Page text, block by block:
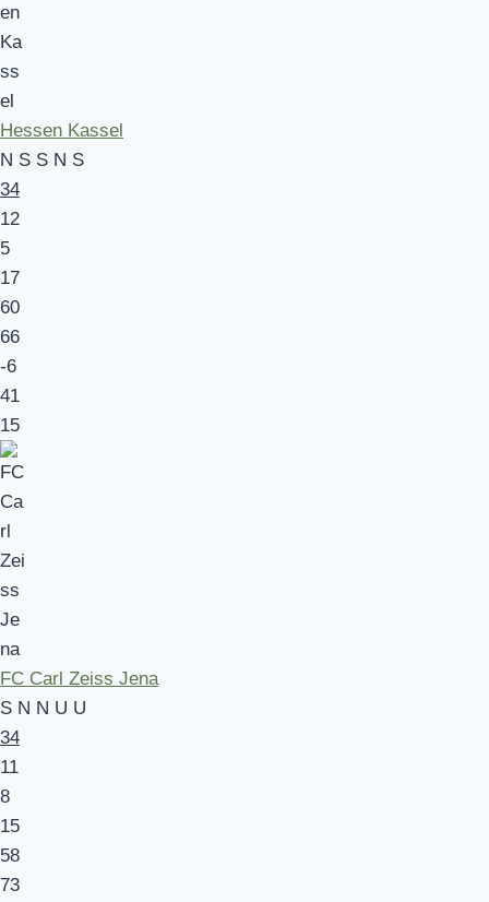
Hessen Kassel
N S S N S
34
12
5
17
60
66
-6
41
15
FC Carl Zeiss Jena
S N N U U
34
11
8
15
58
73